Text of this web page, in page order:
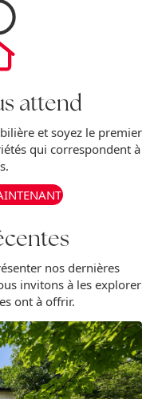
attend
et soyez le premier
qui correspondent à
nos dernières
invitons à les explorer
ont à offrir.